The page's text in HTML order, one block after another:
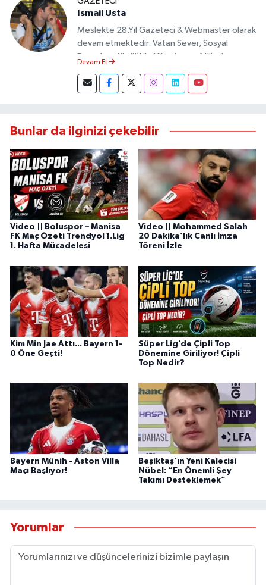
Ismail Usta
Meslekte 28.Yıl Gazeteci & Webmaster olarak
devam etmektedir. Vatan Sever, Sosyal
Demokrat Kimliği ile Ülkesine ve Milletine
almıştır.
Devam Et
Bunlar da ilginizi çekebilir
Video || Boluspor – Manisa
FK Maç Özeti Trendyol 1.Lig
1. Hafta Mücadelesi
Video || Mohammed Salah
20 Dakika’lık Canlı İmza
Töreni İzle
Kim Min Jae Attı... Bayern 1-
0 Öne Geçti!
Süper Lig’de Çipli Top
Dönemine Giriliyor! Çipli
Top Nedir?
Bayern Münih - Aston Villa
Maçı Başlıyor!
Beşiktaş’ın Yeni Kalecisi
Nübel: “En Önemli Şey
Takımı Desteklemek”
Yorumlar